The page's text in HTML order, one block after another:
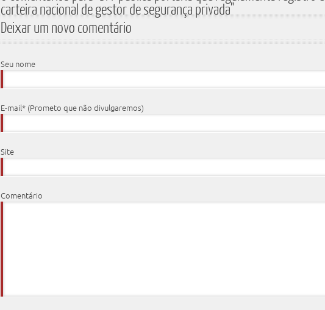
carteira nacional de gestor de segurança privada"
Deixar um novo comentário
Seu nome
E-mail* (Prometo que não divulgaremos)
Site
Comentário